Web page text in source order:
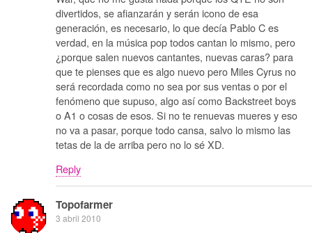
divertidos, se afianzarán y serán icono de esa
generación, es necesario, lo que decía Pablo C es
verdad, en la música pop todos cantan lo mismo, pero
¿porque salen nuevos cantantes, nuevas caras? para
que te pienses que es algo nuevo pero Miles Cyrus no
será recordada como no sea por sus ventas o por el
fenómeno que supuso, algo así como Backstreet boys
o A1 o cosas de esos. Si no te renuevas mueres y eso
no va a pasar, porque todo cansa, salvo lo mismo las
tetas de la de arriba pero no lo sé XD.
Reply
Topofarmer
3 abril 2010